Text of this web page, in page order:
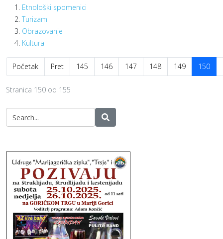
Etnološki spomenici
Turizam
Obrazovanje
Kultura
Početak Pret 145 146 147 148 149 150
Stranica 150 od 155